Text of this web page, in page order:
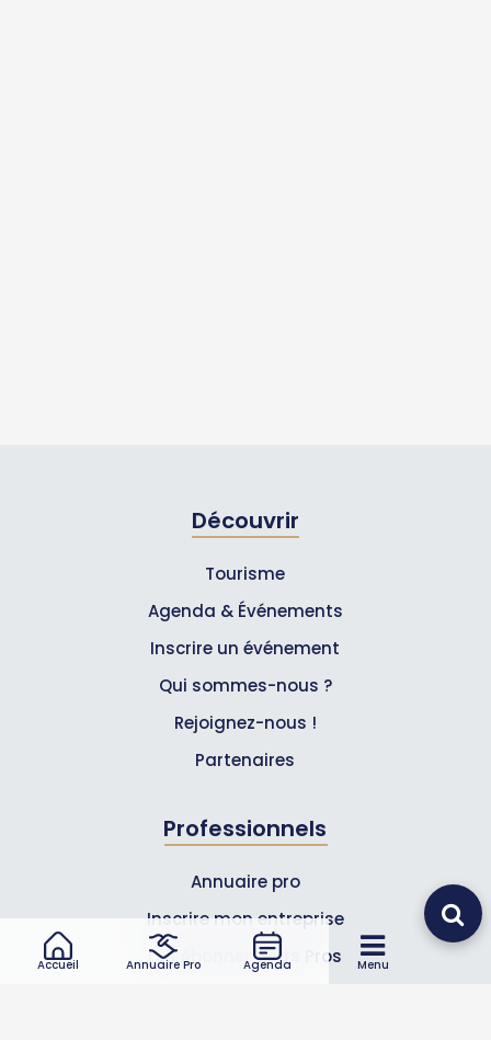
Accueil Annuaire Pro Agenda Menu
Découvrir
Tourisme
Agenda & Événements
Inscrire un événement
Qui sommes-nous ?
Rejoignez-nous !
Partenaires
Professionnels
Annuaire pro
Inscrire mon entreprise
Les Abonnements Pros